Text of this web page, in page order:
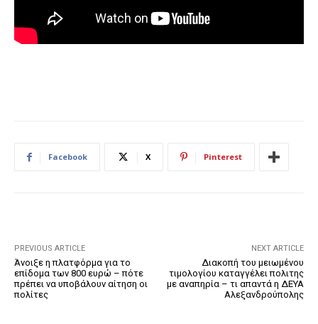
Facebook X Pinterest
PREVIOUS ARTICLE
Άνοιξε η πλατφόρμα για το
επίδομα των 800 ευρώ – πότε
πρέπει να υποβάλουν αίτηση οι
πολίτες
NEXT ARTICLE
Διακοπή του μειωμένου
τιμολογίου καταγγέλει πολιτης
με αναπηρία – τι απαντά η ΔΕΥΑ
Αλεξανδρούπολης